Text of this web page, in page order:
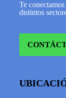
Te
distintos